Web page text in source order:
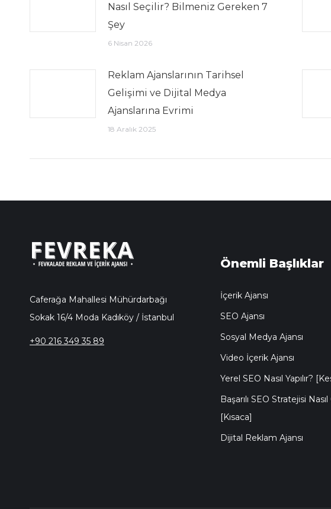
Nasıl Seçilir? Bilmeniz Gereken 7
Şey
6 Nisan 2026
Reklam Ajanslarının Tarihsel
Gelişimi ve Dijital Medya
Ajanslarına Evrimi
18 Aralık 2025
Caferağa Mahallesi Mühürdarbağı
Sokak 16/4 Moda Kadıköy / İstanbul
+90 216 349 35 89
Önemli Başlıklar
İçerik Ajansı
SEO Ajansı
Sosyal Medya Ajansı
Video İçerik Ajansı
Yerel SEO Nasıl Yapılır?
Başarılı SEO Stratejisi
[Kısaca]
Dijital Reklam Ajansı